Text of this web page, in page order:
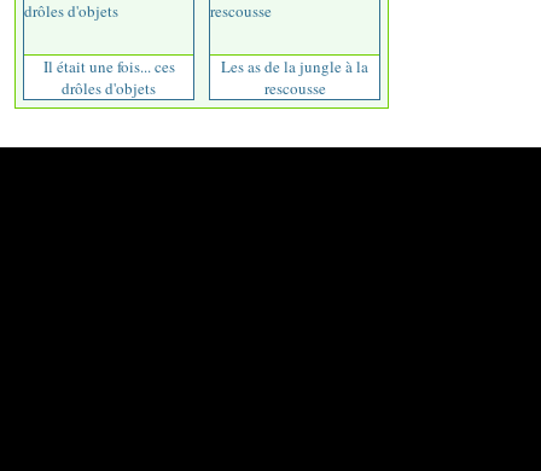
Il était une fois... ces
drôles d'objets
Les as de la jungle à la
rescousse